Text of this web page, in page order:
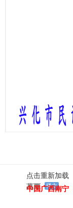
点击重新加载
葛覃 楼主
中国广西南宁